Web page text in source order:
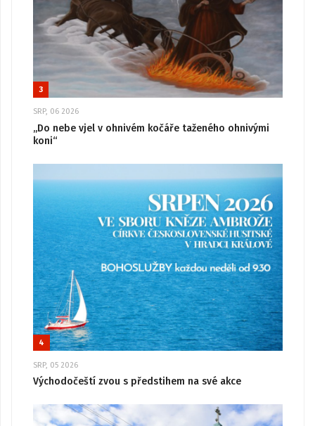
3
SRP, 06 2026
„Do nebe vjel v ohnivém kočáře taženého ohnivými
koni“
4
SRP, 05 2026
Východočeští zvou s předstihem na své akce